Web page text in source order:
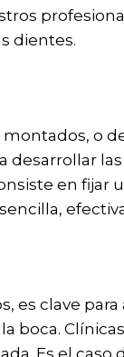
dientes.
o
desarrollar
en fijar
es clave
boca.
Es el